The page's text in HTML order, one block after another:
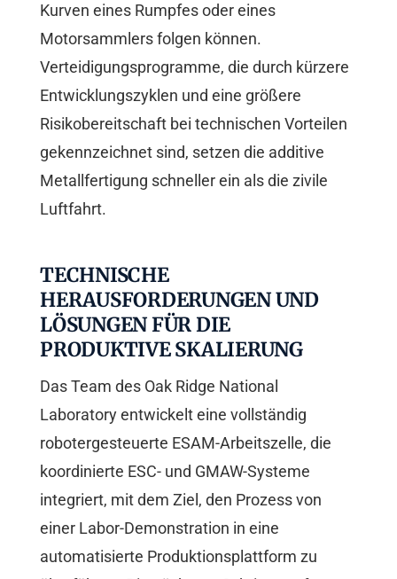
Kurven eines Rumpfes oder eines
Motorsammlers folgen können.
Verteidigungsprogramme, die durch kürzere
Entwicklungszyklen und eine größere
Risikobereitschaft bei technischen Vorteilen
gekennzeichnet sind, setzen die additive
Metallfertigung schneller ein als die zivile
Luftfahrt.
TECHNISCHE
HERAUSFORDERUNGEN UND
LÖSUNGEN FÜR DIE
PRODUKTIVE SKALIERUNG
Das Team des Oak Ridge National
Laboratory entwickelt eine vollständig
robotergesteuerte ESAM-Arbeitszelle, die
koordinierte ESC- und GMAW-Systeme
integriert, mit dem Ziel, den Prozess von
einer Labor-Demonstration in eine
automatisierte Produktionsplattform zu